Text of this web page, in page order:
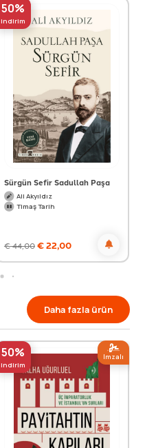
50%
indirim
Sürgün Sefir Sadullah Paşa
Ali Akyıldız
Timaş Tarih
€44,00€22,00
Daha fazla ürün
50%
indirim
Imzalı